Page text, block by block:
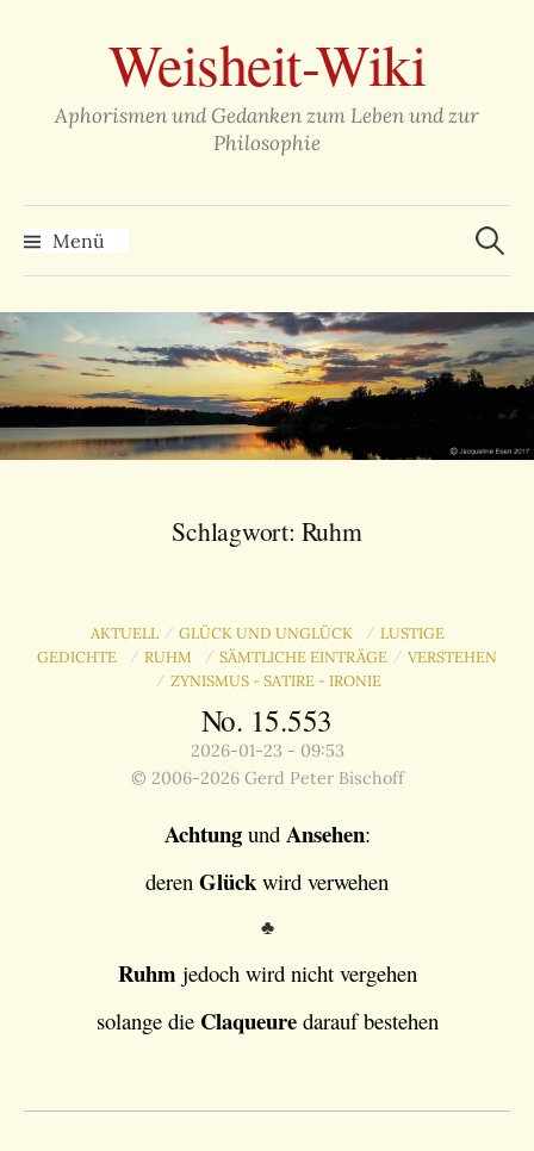
überspringenWeisheit-Wiki
Aphorismen und Gedanken zum Leben und zur
Philosophie
Menü
Suchen
nach:
Schlagwort: Ruhm
AKTUELL / GLÜCK UND UNGLÜCK / LUSTIGE
GEDICHTE
/ RUHM / SÄMTLICHE EINTRÄGE / VERSTEHEN
/ ZYNISMUS - SATIRE - IRONIE
No. 15.553
2026-01-23 - 09:53
© 2006-2026 Gerd Peter Bischoff
Achtungund Ansehen:
deren Glück wird verwehen
♣
Ruhm jedoch wird nicht vergehen
solange die Claqueuredarauf bestehen